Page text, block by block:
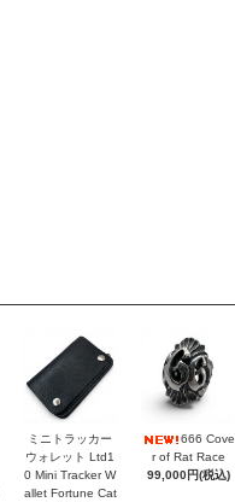
ミニトラッカー
ウォレット Ltd1
0 Mini Tracker W
allet Fortune Cat
666 Cove
r of Rat Race
99,000円(税込)